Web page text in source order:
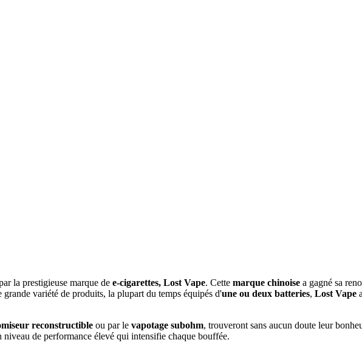
la prestigieuse marque de e-cigarettes, Lost Vape. Cette marque chinoise a gagné sa
grande variété de produits, la plupart du temps équipés d'une ou deux batteries, Lost Vape
reconstructible ou par le vapotage subohm, trouveront sans aucun doute leur
de performance élevé qui intensifie chaque bouffée.